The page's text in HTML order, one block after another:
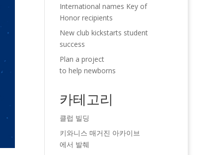
International names Key of
Honor recipients
New club kickstarts student
success
Plan a project
to help newborns
카테고리
클럽 빌딩
키와니스 매거진 아카이브
에서 발췌